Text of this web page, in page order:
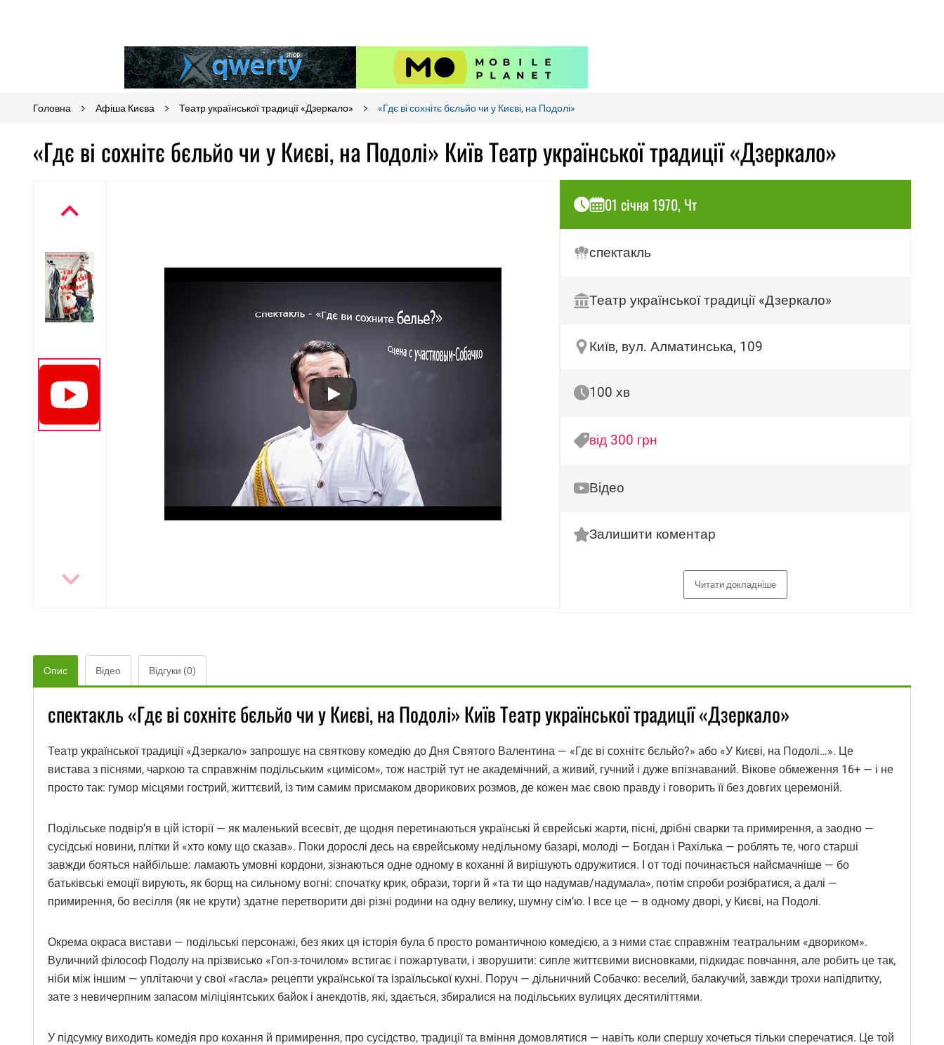
Головна Афіша Києва Театр української традиції «Дзеркало» «Гдє ві сохнітє бєльйо чи у Києві, на Подолі»
«Гдє ві сохнітє бєльйо чи у Києві, на Подолі» Київ Театр української традиції «Дзеркало»
01 січня 1970, Чт
спектакль
Театр української традиції «Дзеркало»
Київ, вул. Алматинська, 109
100 хв
від 300 грн
Відео
Залишити коментар
Читати докладніше
Опис Відео Відгуки (0)
спектакль «Гдє ві сохнітє бєльйо чи у Києві, на Подолі» Київ Театр української традиції «Дзеркало»
Театр української традиції «Дзеркало» запрошує на святкову комедію до Дня Святого Валентина — «Гдє ві сохнітє бєльйо?» або «У Києві, на Подолі…». Це
вистава з піснями, чаркою та справжнім подільським «цимісом», тож настрій тут не академічний, а живий, гучний і дуже впізнаваний. Вікове обмеження 16+ — і не
просто так: гумор місцями гострий, життєвий, із тим самим присмаком дворикових розмов, де кожен має свою правду і говорить її без довгих церемоній.
Подільське подвір’я в цій історії — як маленький всесвіт, де щодня перетинаються українські й єврейські жарти, пісні, дрібні сварки та примирення, а заодно —
сусідські новини, плітки й «хто кому що сказав». Поки дорослі десь на єврейському недільному базарі, молоді — Богдан і Рахілька — роблять те, чого старші
завжди бояться найбільше: ламають умовні кордони, зізнаються одне одному в коханні й вирішують одружитися. І от тоді починається найсмачніше — бо
батьківські емоції вирують, як борщ на сильному вогні: спочатку крик, образи, торги й «та ти що надумав/надумала», потім спроби розібратися, а далі —
примирення, бо весілля (як не крути) здатне перетворити дві різні родини на одну велику, шумну сім’ю. І все це — в одному дворі, у Києві, на Подолі.
Окрема окраса вистави — подільські персонажі, без яких ця історія була б просто романтичною комедією, а з ними стає справжнім театральним «двориком».
Вуличний філософ Подолу на прізвисько «Гоп-з-точилом» встигає і пожартувати, і зворушити: сипле життєвими висновками, підкидає повчання, але робить це так,
ніби між іншим — уплітаючи у свої «гасла» рецепти української та ізраїльської кухні. Поруч — дільничний Собачко: веселий, балакучий, завжди трохи напідпитку,
зате з невичерпним запасом міліціянтських байок і анекдотів, які, здається, збиралися на подільських вулицях десятиліттями.
У підсумку виходить комедія про кохання й примирення, про сусідство, традиції та вміння домовлятися — навіть коли спершу хочеться тільки сперечатися. Це той